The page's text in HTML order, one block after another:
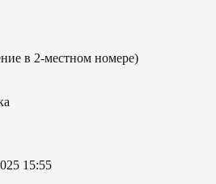
в 2-местном номере)
15:55